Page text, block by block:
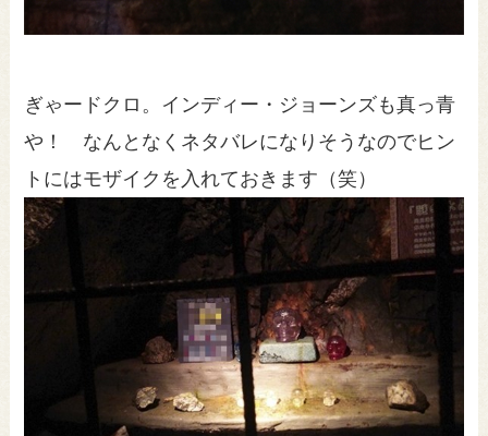
ぎゃードクロ。インディー・ジョーンズも真っ青
や！ なんとなくネタバレになりそうなのでヒン
トにはモザイクを入れておきます（笑）